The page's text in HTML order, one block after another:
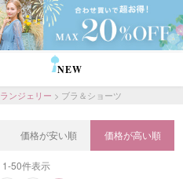
NEW
ランジェリー ブラ＆ショーツ
価格が安い順 価格が高い順
1-50件表示